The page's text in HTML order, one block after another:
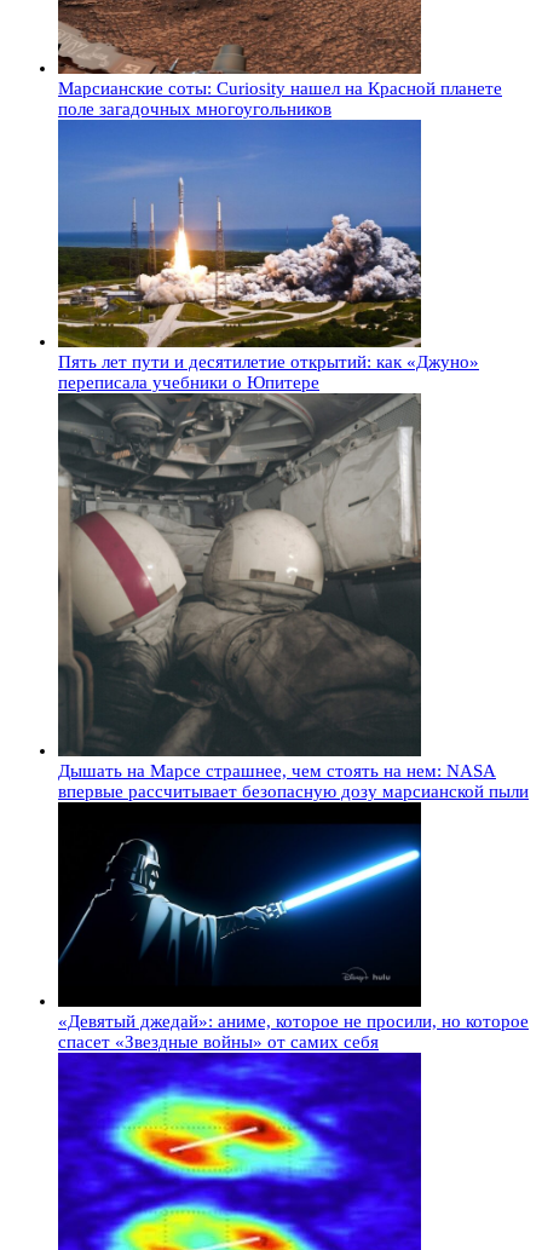
Марсианские соты: Curiosity нашел на Красной планете
поле загадочных многоугольников
Пять лет пути и десятилетие открытий: как «Джуно»
переписала учебники о Юпитере
Дышать на Марсе страшнее, чем стоять на нем: NASA
впервые рассчитывает безопасную дозу марсианской пыли
«Девятый джедай»: аниме, которое не просили, но которое
спасет «Звездные войны» от самих себя